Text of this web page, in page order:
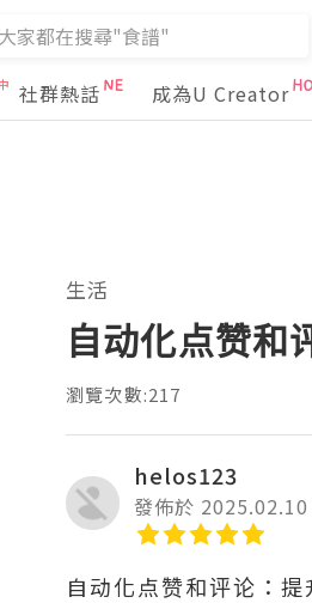
社群熱話 成為U Creator
生活
自动化点赞和
瀏覽次數:217
helos123
發佈於 2025.02.10
自动化点赞和评论：